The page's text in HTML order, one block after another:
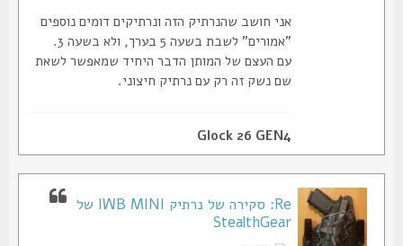
אני חושב שהנרתיק הזה ונרתיקים דומים נוספים
"אמורים" לשבת בשעה 5 בערך, ולא בשעה 3.
עם העצם של המותן הדבר היחיד שמאפשר לשאת
שם נשק זה רק עם נרתיק חיצוני.
Glock 26 GEN4
Re: סקירה של נרתיק IWB MINI של
StealthGear